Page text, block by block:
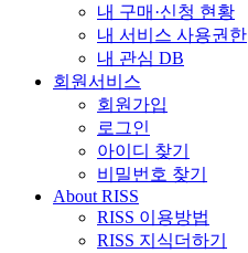
내 구매·신청 현황
내 서비스 사용권한
내 관심 DB
회원서비스
회원가입
로그인
아이디 찾기
비밀번호 찾기
About RISS
RISS 이용방법
RISS 지식더하기